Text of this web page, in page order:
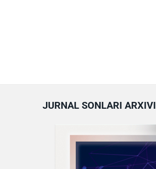
JURNAL SONLARI ARXIVI